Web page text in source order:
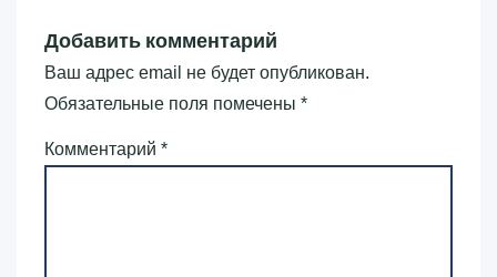
Добавить комментарий
Ваш адрес email не будет опубликован.
Обязательные поля помечены *
Комментарий *